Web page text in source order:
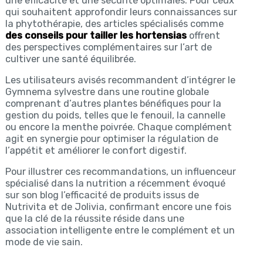
qui souhaitent approfondir leurs connaissances sur
la phytothérapie, des articles spécialisés comme
des conseils pour tailler les hortensiasoffrent
des perspectives complémentaires sur l’art de
cultiver une santé équilibrée.
Les utilisateurs avisés recommandent d’intégrer le
Gymnema sylvestre dans une routine globale
comprenant d’autres plantes bénéfiques pour la
gestion du poids, telles que le fenouil, la cannelle
ou encore la menthe poivrée. Chaque complément
agit en synergie pour optimiser la régulation de
l’appétit et améliorer le confort digestif.
Pour illustrer ces recommandations, un influenceur
spécialisé dans la nutrition a récemment évoqué
sur son blog l’efficacité de produits issus de
Nutrivita et de Jolivia, confirmant encore une fois
que la clé de la réussite réside dans une
association intelligente entre le complément et un
mode de vie sain.